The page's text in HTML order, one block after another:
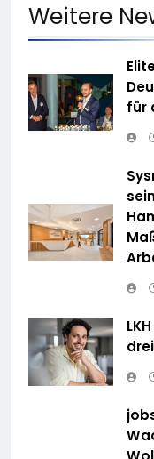
Weitere
für